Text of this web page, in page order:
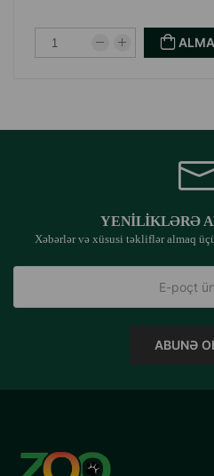
YENILIKLƏRƏ
Xəbərlər və xüsusi təkliflər almaq
ABUNƏ